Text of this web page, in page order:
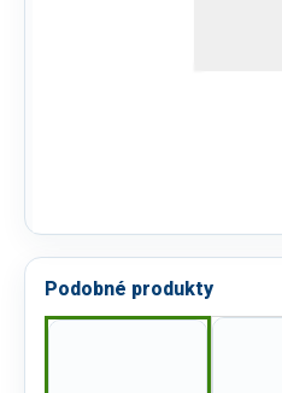
Podobné produkty